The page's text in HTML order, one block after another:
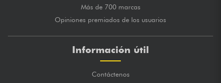
Más de 700 marcas
Opiniones premiados de los usuarios
Información útil
Contáctenos